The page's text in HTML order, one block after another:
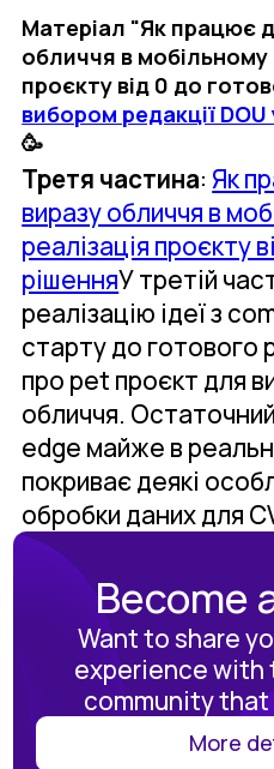
Матеріал "Як працює
обличчя в мобільному
проєкту від 0 до
вибором редакції DOU
🥳
Третя частина:Як
виразу обличчя в
реалізація проєкту
рішенняУ третій
реалізацію ідеї з
старту до готового
про pet проєкт для
обличчя.
edge майже в
покриває деякі
обробки даних для
Become
Want to share
experience with
community that
More